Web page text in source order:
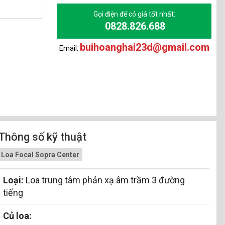
Gọi điện để có giá tốt nhất:
0828.826.688
Email: buihoanghai23d@gmail.com
số kỹ thuật
Loa Focal Sopra Center
Loại: Loa trung tâm phản xạ âm trầm 3 đường
tiếng
Củ loa: